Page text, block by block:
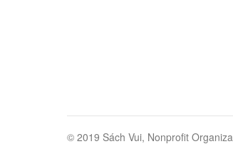
© 2019 Sách Vui, Nonprofit